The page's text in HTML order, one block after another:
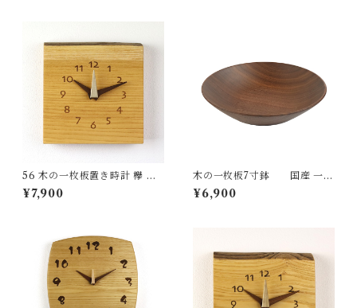
56 木の一枚板置き時計 欅 国
産 一点物 SWING オリジナル
無垢 新築祝い 結婚祝い ナチュ
¥7,900
木の一枚板7寸鉢 国産 一点
物 SWING オリジナル テーブ
ルウェア 木の器 無垢 ナチュラ
¥6,900